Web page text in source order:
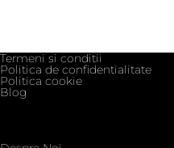
Termeni si conditii
Politica de confidentialitate
Politica cookie
Blog